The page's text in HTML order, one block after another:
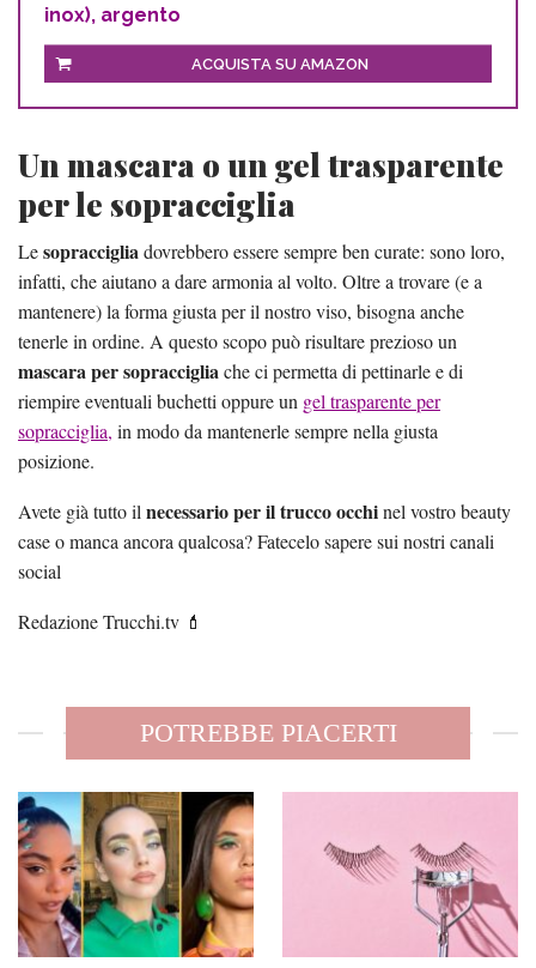
inox), argento
ACQUISTA SU AMAZON
Un mascara o un gel trasparente
per le sopracciglia
Lesopraccigliadovrebbero essere sempre ben curate: sono loro,
infatti, che aiutano a dare armonia al volto. Oltre a trovare (e a
mantenere) la forma giusta per il nostro viso, bisogna anche
tenerle in ordine. A questo scopo può risultare prezioso un
mascara per sopraccigliache ci permetta di pettinarle e di
riempire eventuali buchetti oppure un gel trasparente per
sopracciglia, in modo da mantenerle sempre nella giusta
posizione.
Avete già tutto il necessario per il trucco occhinel vostro beauty
case o manca ancora qualcosa? Fatecelo sapere sui nostri canali
social
Redazione Trucchi.tv 💄
POTREBBE PIACERTI